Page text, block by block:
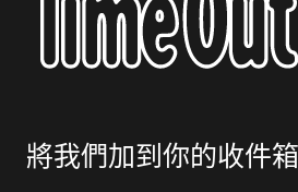
將我們加到你的收件箱